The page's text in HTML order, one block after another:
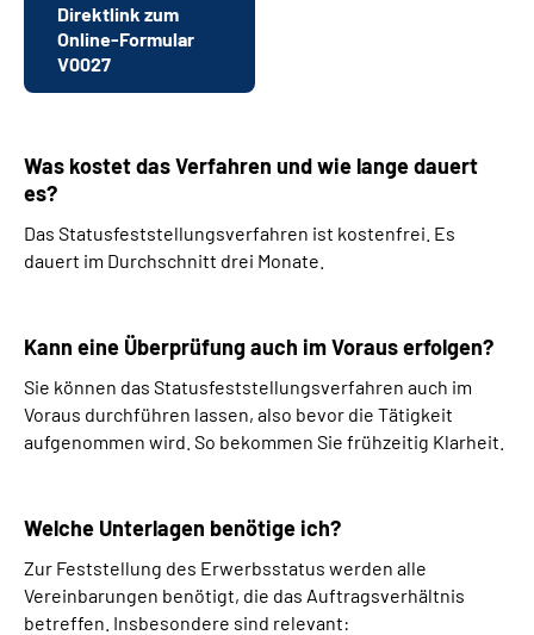
Direktlink zum
Online-Formular
V0027
Was kostet das Verfahren und wie lange dauert
es?
Das Statusfeststellungsverfahren ist kostenfrei. Es
dauert im Durchschnitt drei Monate.
Kann eine Überprüfung auch im Voraus erfolgen?
Sie können das Statusfeststellungsverfahren auch im
Voraus durchführen lassen, also bevor die Tätigkeit
aufgenommen wird. So bekommen Sie frühzeitig Klarheit.
Welche Unterlagen benötige ich?
Zur Feststellung des Erwerbsstatus werden alle
Vereinbarungen benötigt, die das Auftragsverhältnis
betreffen. Insbesondere sind relevant: